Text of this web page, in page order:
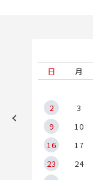
日
月
2
3
9
10
16
17
23
24